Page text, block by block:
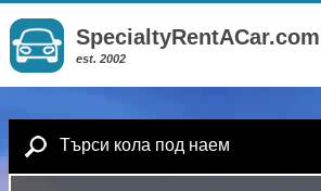
SpecialtyRentACar.com
est. 2002
Търси кола под наем